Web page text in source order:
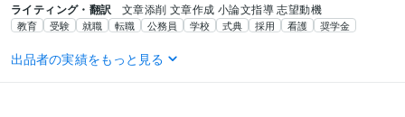
ライティング・翻訳 文章添削 文章作成 小論文指導 志望動機
教育 受験 就職 転職 公務員 学校 式典 採用 看護 奨学金
語学力
出品者の実績をもっと見る